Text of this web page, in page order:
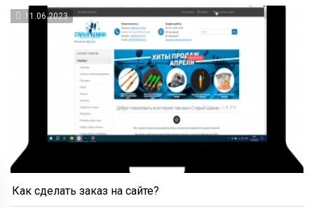
11.06.2023
Как сделать заказ на сайте?